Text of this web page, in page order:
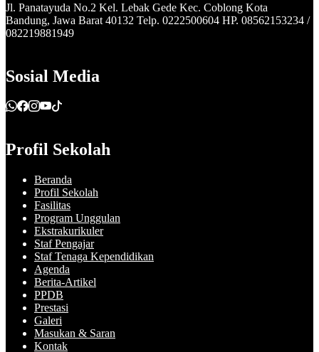
Jl. Panatayuda No.2 Kel. Lebak Gede Kec. Coblong Kota
Bandung, Jawa Barat 40132 Telp. 0222500604 HP. 08562153234 /
082219881949
Sosial Media
Profil Sekolah
Beranda
Profil Sekolah
Fasilitas
Program Unggulan
Ekstrakurikuler
Staf Pengajar
Staf Tenaga Kependidikan
Agenda
Berita-Artikel
PPDB
Prestasi
Galeri
Masukan & Saran
Kontak